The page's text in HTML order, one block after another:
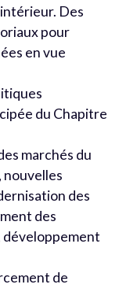
Des
pour
en vue
du Chapitre
marchés du
nouvelles
des
des
développement
de